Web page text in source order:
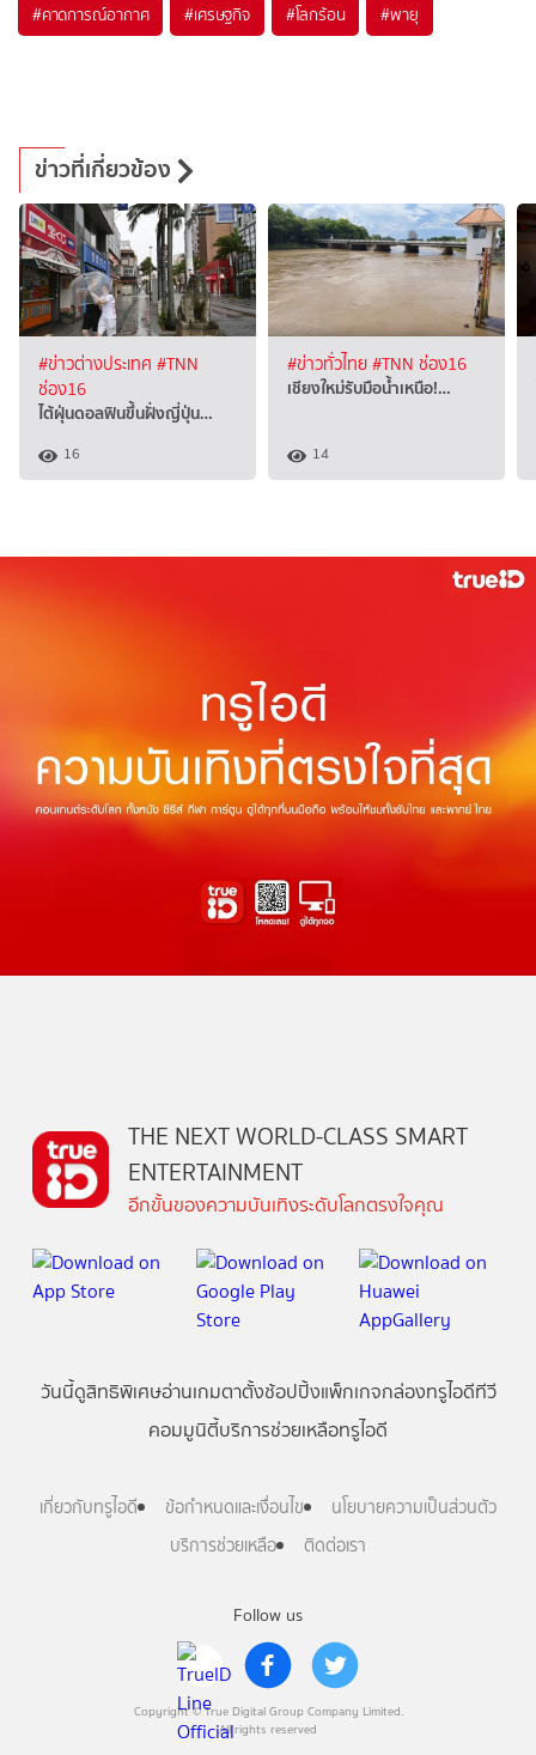
#คาดการณ์อากาศ #เศรษฐกิจ #โลกร้อน #พายุ
ข่าวที่เกี่ยวข้อง
#ข่าวต่างประเทศ #TNN
ช่อง16
ไต้ฝุ่นดอลฟินขึ้นฝั่งญี่ปุ่น…
16
#ข่าวทั่วไทย#TNN ช่อง16
เชียงใหม่รับมือน้ำเหนือ!…
14
Follow us
Copyright © True Digital Group Company Limited.
All rights reserved
THE NEXT WORLD-CLASS SMART
ENTERTAINMENT
อีกขั้นของความบันเทิงระดับโลกตรงใจคุณ
วันนี้ดูสิทธิพิเศษอ่านเกมตาตั้งช้อปปิ้งแพ็กเกจกล่องทรูไอดีทีวี
คอมมูนิตี้บริการช่วยเหลือทรูไอดี
เกี่ยวกับทรูไอดี ข้อกำหนดและเงื่อนไข
นโยบายความเป็นส่วนตัว
บริการช่วยเหลือ
ติดต่อเรา